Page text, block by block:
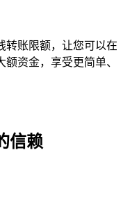
转账限额，让您可以在
资金，享受更简单、
信赖